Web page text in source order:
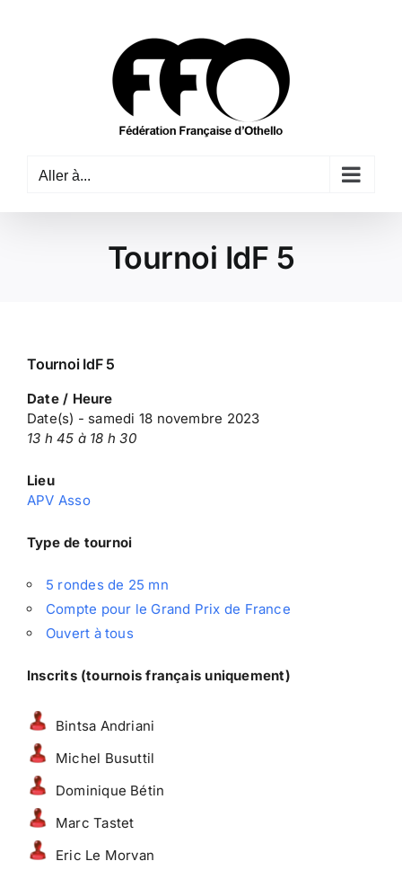
Aller à...
Tournoi IdF 5
Tournoi IdF 5
Date / Heure
Date(s) - samedi 18 novembre 2023
13 h 45 à 18 h 30
Lieu
APV Asso
Type de tournoi
5 rondes de 25 mn
Compte pour le Grand Prix de France
Ouvert à tous
Inscrits (tournois français uniquement)
Bintsa Andriani
Michel Busuttil
Dominique Bétin
Marc Tastet
Eric Le Morvan